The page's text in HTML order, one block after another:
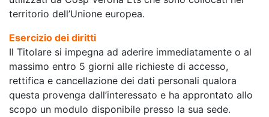
territorio dell’Unione europea.
Esercizio dei diritti
Il Titolare si impegna ad aderire immediatamente o al
massimo entro 5 giorni alle richieste di accesso,
rettifica e cancellazione dei dati personali qualora
questa provenga dall’interessato e ha approntato allo
scopo un modulo disponibile presso la sua sede.